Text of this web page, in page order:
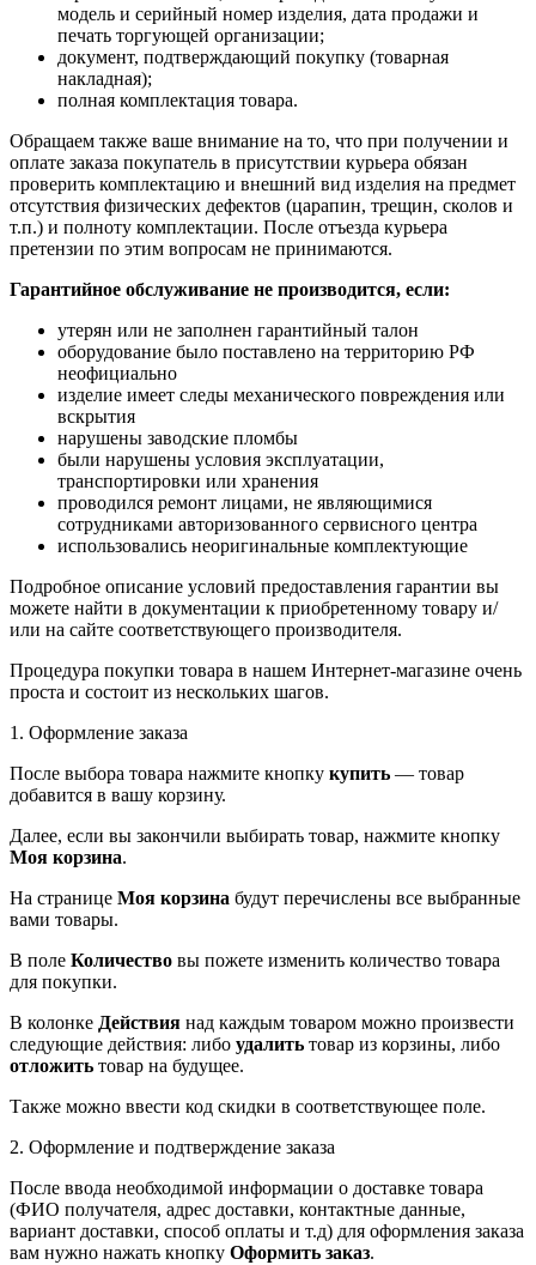
модель и серийный номер изделия, дата продажи и
печать торгующей организации;
документ, подтверждающий покупку (товарная
накладная);
полная комплектация товара.
Обращаем также ваше внимание на то, что при получении и
оплате заказа покупатель в присутствии курьера обязан
проверить комплектацию и внешний вид изделия на предмет
отсутствия физических дефектов (царапин, трещин, сколов и
т.п.) и полноту комплектации. После отъезда курьера
претензии по этим вопросам не принимаются.
Гарантийное обслуживание не производится, если:
утерян или не заполнен гарантийный талон
оборудование было поставлено на территорию РФ
неофициально
изделие имеет следы механического повреждения или
вскрытия
нарушены заводские пломбы
были нарушены условия эксплуатации,
транспортировки или хранения
проводился ремонт лицами, не являющимися
сотрудниками авторизованного сервисного центра
использовались неоригинальные комплектующие
Подробное описание условий предоставления гарантии вы
можете найти в документации к приобретенному товару и/
или на сайте соответствующего производителя.
Процедура покупки товара в нашем Интернет-магазине очень
проста и состоит из нескольких шагов.
1. Оформление заказа
После выбора товара нажмите кнопку купить — товар
добавится в вашу корзину.
Далее, если вы закончили выбирать товар, нажмите кнопку
Моя корзина.
На странице Моя корзина будут перечислены все выбранные
вами товары.
В поле Количество вы пожете изменить количество товара
для покупки.
В колонке Действия над каждым товаром можно произвести
следующие действия: либо удалить товар из корзины, либо
отложить товар на будущее.
Также можно ввести код скидки в соответствующее поле.
2. Оформление и подтверждение заказа
После ввода необходимой информации о доставке товара
(ФИО получателя, адрес доставки, контактные данные,
вариант доставки, способ оплаты и т.д) для оформления заказа
вам нужно нажать кнопку Оформить заказ.